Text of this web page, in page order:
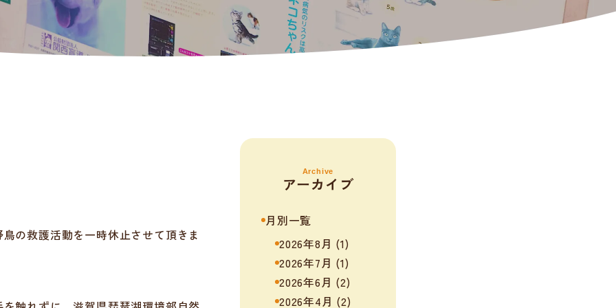
の救護活動を一時休止させて頂きま
Archive
アーカイブ
月別一覧
2026年8月 (1)
2026年7月 (1)
2026年6月 (2)
2026年4月 (2)